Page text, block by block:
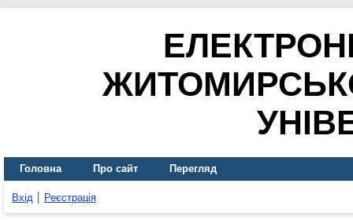
Головна Про сайт Перегляд
Вхід Реєстрація